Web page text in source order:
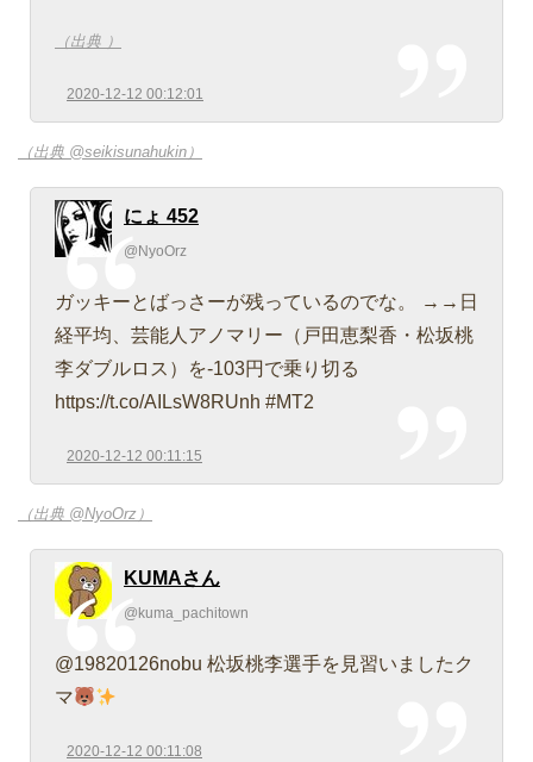
（出典 ）
2020-12-12 00:12:01
（出典 @seikisunahukin）
にょ 452
@NyoOrz
ガッキーとばっさーが残っているのでな。 →→日
経平均、芸能人アノマリー（戸田恵梨香・松坂桃
李ダブルロス）を-103円で乗り切る
https://t.co/AILsW8RUnh #MT2
2020-12-12 00:11:15
（出典 @NyoOrz）
KUMAさん
@kuma_pachitown
@19820126nobu 松坂桃李選手を見習いましたク
マ
2020-12-12 00:11:08